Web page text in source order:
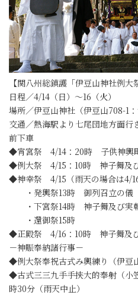
【関八州総鎮護「伊豆山神社例大
日程／4/14（日）～16（火）
場所／伊豆山神社（伊豆山708-1
交通／熱海駅より七尾団地方面
前下車
◆宵宮祭 4/14：20時 子供神輿
◆例大祭 4/15：10時 神子舞及
◆神幸祭 4/15（雨天の場合は4/16
・発輿祭13時 御列召立の儀（
・下宮祭14時 神子舞及び実
・還御祭15時
◆正殿祭 4/16：10時 神子舞及
－神賑奉納諸行事－
◆例大祭奉祝古式み輿練り（伊
◆古式三三九手手挾大的奉射（小
時30分（雨天中止）